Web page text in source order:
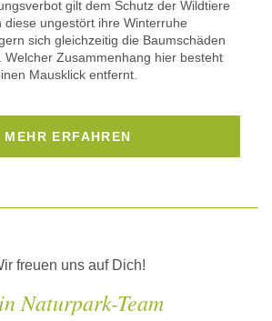
gilt dem Schutz der Wildtiere
diese ungestört ihre Winterruhe
sich gleichzeitig die Baumschäden
Welcher Zusammenhang hier besteht
Mausklick entfernt.
MEHR ERFAHREN
freuen uns auf Dich!
Naturpark-Team